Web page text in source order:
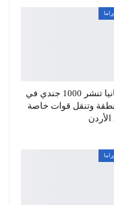
المانيا تنشر 1000 جندي في
وتنقل قوات خاصة
الأردن